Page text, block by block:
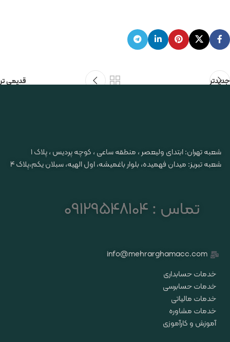
جدیدتر قدیمی تر
شعبه تهران: ابتدای ولیعصر ، منطقه ساعی ، کوچه پردیس ، پلاک ۱
شعبه تبریز: میدان فهمیده، بلوار باغمیشه، اول الهیه، سبلان یکم،پلاک 4
تماس : 09129548104
info@mehrarghamacc.com
خدمات حسابداری
خدمات حسابرسی
خدمات مالیاتی
خدمات مشاوره
آموزش و کارآموزی